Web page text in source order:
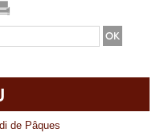
de Pâques